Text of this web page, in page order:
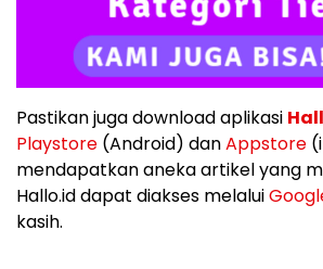
Pastikan juga download aplikasi
Playstore (Android) danAppstore
mendapatkan aneka artikel yang
Hallo.id dapat diakses melalui
kasih.